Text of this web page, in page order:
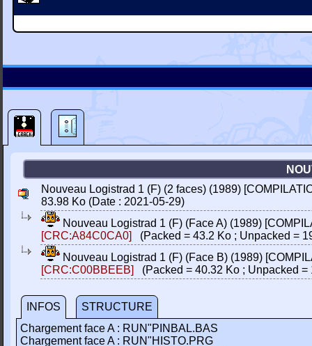
Nouveau Logistrad 1 (F) (2 faces) (1989)
83.98 Ko (Date : 2021-05-29)
Nouveau Logistrad 1 (F) (Face A) (1989)
[CRC:A84C0CA0]
(Packed = 43.2 Ko ; Unpacked =
Nouveau Logistrad 1 (F) (Face B) (1989)
[CRC:C00BBEEB]
(Packed = 40.32 Ko ; Unpacked =
INFOS
STRUCTURE
Chargement face A : RUN"PINBAL.BAS
Chargement face A : RUN"HISTO.PRG